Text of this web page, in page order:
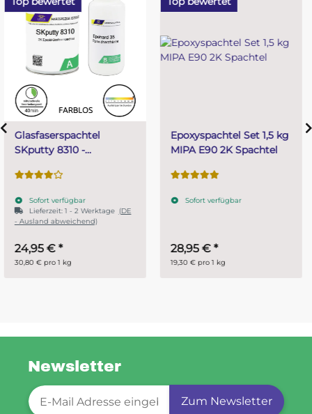
Epoxyspachtel Set 1,5 kg
MIPA E90 2K Spachtel
Sofort verfügbar
28,95 €
19,30 € pro 1 kg
PUR (Resin) 4 Minuten
Gießharz SKresin 6804
Sofort verfügbar
ab14,95 €
29,90 € pro 1 kg
Newsletter
Newsletter-Registrierung
Zum Newsletter